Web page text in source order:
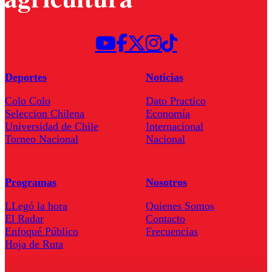
Deportes
Colo Colo
Seleccion Chilena
Universidad de Chile
Torneo Nacional
Noticias
Dato Practico
Economía
Internacional
Nacional
Programas
LLegó la hora
El Radar
Enfoqué Público
Hoja de Ruta
Nosotros
Quienes Somos
Contacto
Frecuencias